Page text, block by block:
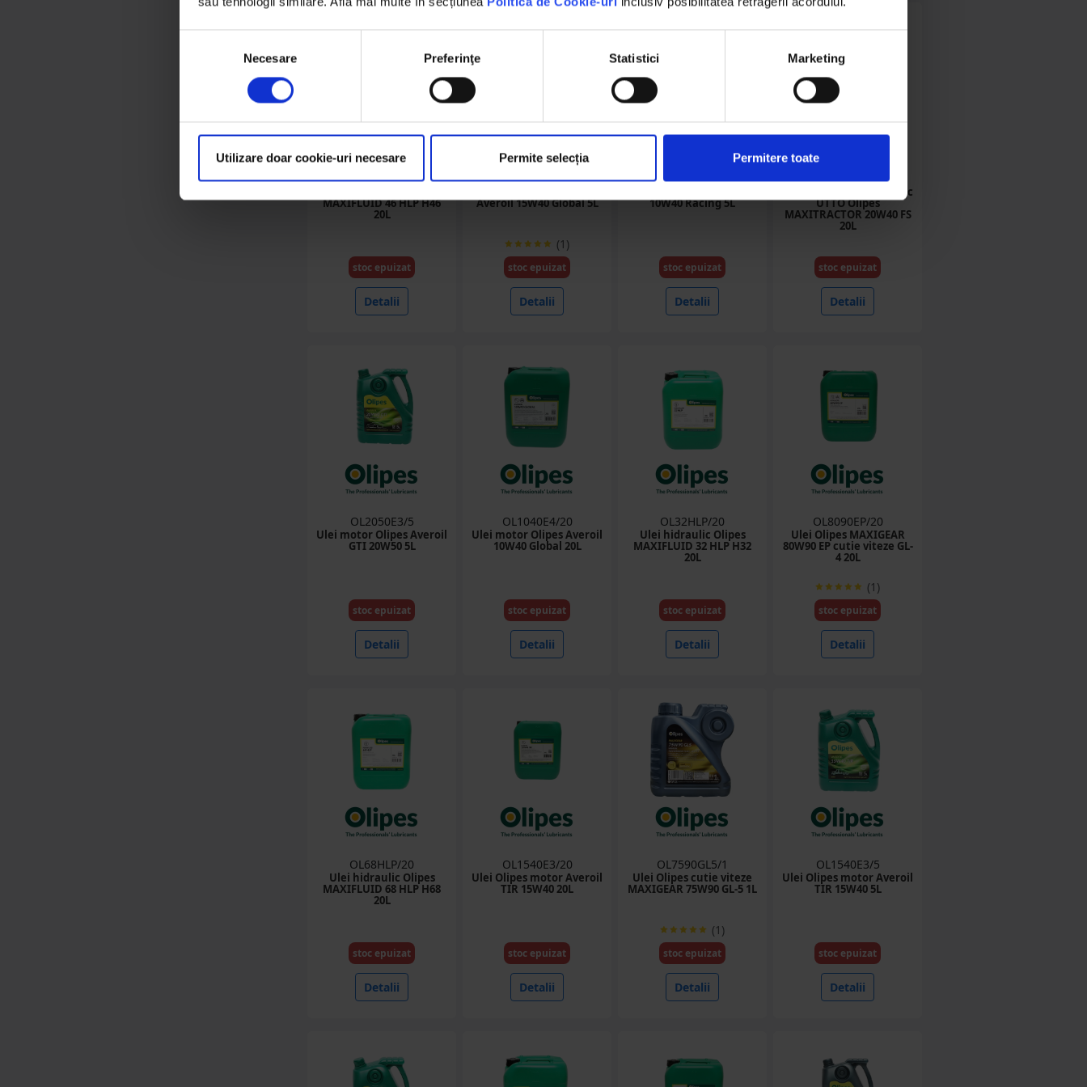
consimțământului
Necesare Preferinţe Statistici Marketing
Utilizare doar cookie-uri necesare Permite selecția Permitere toate
OL46HLP/20
MAXIFLUID 46 HLP H46
20L
stoc epuizat
Detalii
OL1540E4/5
Averoil 15W40 Global 5L
(1)
stoc epuizat
Detalii
OL1040RACE/5
10W40 Racing 5L
stoc epuizat
Detalii
OL2040FS/20
Ulei transmisie hidraulic
UTTO Olipes
MAXITRACTOR 20W40 FS
20L
stoc epuizat
Detalii
OL2050E3/5
Ulei motor Olipes Averoil
GTI 20W50 5L
stoc epuizat
Detalii
OL1040E4/20
Ulei motor Olipes Averoil
10W40 Global 20L
stoc epuizat
Detalii
OL32HLP/20
Ulei hidraulic Olipes
MAXIFLUID 32 HLP H32
20L
stoc epuizat
Detalii
OL8090EP/20
Ulei Olipes MAXIGEAR
80W90 EP cutie viteze GL-
4 20L
(1)
stoc epuizat
Detalii
OL68HLP/20
Ulei hidraulic Olipes
MAXIFLUID 68 HLP H68
20L
stoc epuizat
Detalii
OL1540E3/20
Ulei Olipes motor Averoil
TIR 15W40 20L
stoc epuizat
Detalii
OL7590GL5/1
Ulei Olipes cutie viteze
MAXIGEAR 75W90 GL-5 1L
(1)
stoc epuizat
Detalii
OL1540E3/5
Ulei Olipes motor Averoil
TIR 15W40 5L
stoc epuizat
Detalii